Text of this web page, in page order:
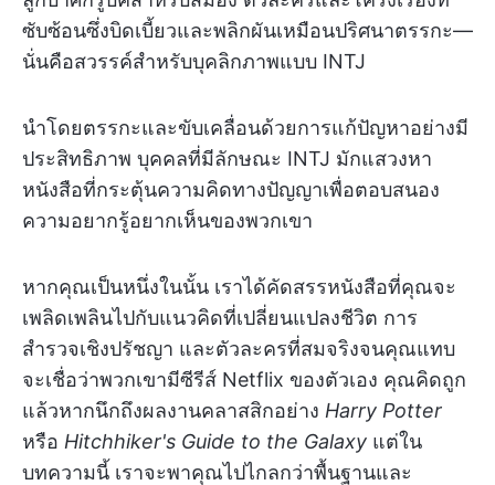
ซับซ้อนซึ่งบิดเบี้ยวและพลิกผันเหมือนปริศนาตรรกะ—
นั่นคือสวรรค์สำหรับบุคลิกภาพแบบ INTJ
นำโดยตรรกะและขับเคลื่อนด้วยการแก้ปัญหาอย่างมี
ประสิทธิภาพ บุคคลที่มีลักษณะ INTJ มักแสวงหา
หนังสือที่กระตุ้นความคิดทางปัญญาเพื่อตอบสนอง
ความอยากรู้อยากเห็นของพวกเขา
หากคุณเป็นหนึ่งในนั้น เราได้คัดสรรหนังสือที่คุณจะ
เพลิดเพลินไปกับแนวคิดที่เปลี่ยนแปลงชีวิต การ
สำรวจเชิงปรัชญา และตัวละครที่สมจริงจนคุณแทบ
จะเชื่อว่าพวกเขามีซีรีส์ Netflix ของตัวเอง คุณคิดถูก
แล้วหากนึกถึงผลงานคลาสสิกอย่าง Harry Potter
หรือ Hitchhiker's Guide to the Galaxy แต่ใน
บทความนี้ เราจะพาคุณไปไกลกว่าพื้นฐานและ